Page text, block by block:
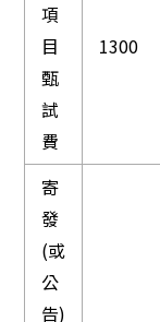
項
目
甄
試
費
1300
寄
發
(或
公
告)